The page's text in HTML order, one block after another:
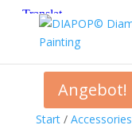
Start/ Accessories
Angebot!